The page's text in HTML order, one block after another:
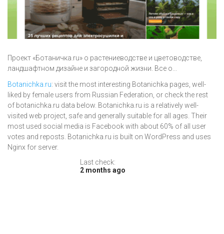
Проект «Ботаничка.ru» о растениеводстве и цветоводстве,
ландшафтном дизайне и загородной жизни. Все о...
Botanichka.ru: visit the most interesting Botanichka pages, well-
liked by female users from Russian Federation, or check the rest
of botanichka.ru data below. Botanichka.ru is a relatively well-
visited web project, safe and generally suitable for all ages. Their
most used social media is Facebook with about 60% of all user
votes and reposts. Botanichka.ru is built on WordPress and uses
Nginx for server.
Last check:
2 months ago